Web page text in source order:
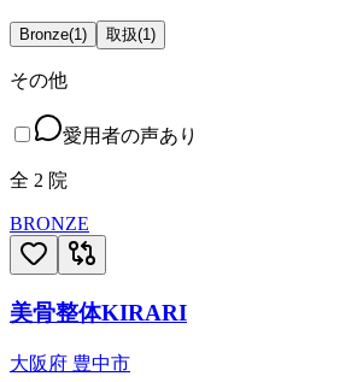
Bronze(1) 取扱(1)
その他
愛用者の声あり
全 2 院
BRONZE
美骨整体KIRARI
大阪府 豊中市